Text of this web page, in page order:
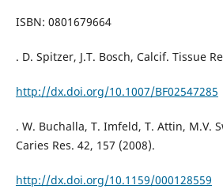
ISBN: 0801679664
. D. Spitzer, J.T. Bosch, Calcif. Tissue
http://dx.doi.org/10.1007/BF02547285
. W. Buchalla, T. Imfeld, T. Attin, M.V.
Caries Res. 42, 157 (2008).
http://dx.doi.org/10.1159/000128559